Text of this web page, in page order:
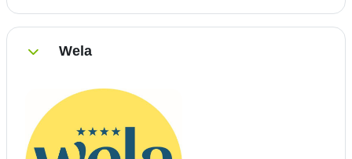
Einklappen
Wela